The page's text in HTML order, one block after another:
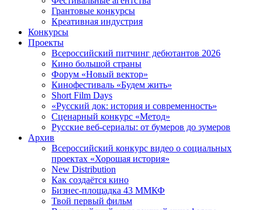
Грантовые конкурсы
Креативная индустрия
Конкурсы
Проекты
Всероссийский питчинг дебютантов 2026
Кино большой страны
Форум «Новый вектор»
Кинофестиваль «Будем жить»
Short Film Days
«Русский док: история и современность»
Сценарный конкурс «Метод»
Русские веб-сериалы: от бумеров до зумеров
Архив
Всероссийский конкурс видео о социальных
проектах «Хорошая история»
New Distribution
Как создаётся кино
Бизнес-площадка 43 ММКФ
Твой первый фильм